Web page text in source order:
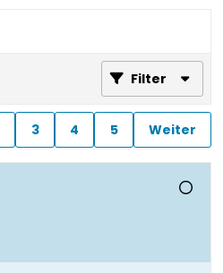
Filter
3 4 5 Weiter